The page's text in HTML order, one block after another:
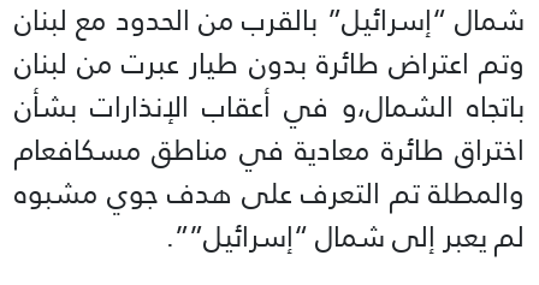
شمال “إسرائيل” بالقرب من الحدود مع لبنان
وتم اعتراض طائرة بدون طيار عبرت من لبنان
باتجاه الشمال،و في أعقاب الإنذارات بشأن
اختراق طائرة معادية في مناطق مسكافعام
والمطلة تم التعرف على هدف جوي مشبوه
لم يعبر إلى شمال “إسرائيل””.